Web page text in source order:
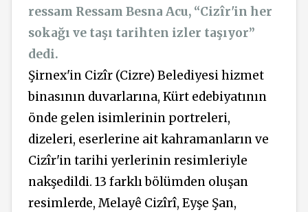
ressam Ressam Besna Acu, “Cizîr'in her
sokağı ve taşı tarihten izler taşıyor”
dedi.
Şirnex'in Cizîr (Cizre) Belediyesi hizmet
binasının duvarlarına, Kürt edebiyatının
önde gelen isimlerinin portreleri,
dizeleri, eserlerine ait kahramanların ve
Cizîr'in tarihi yerlerinin resimleriyle
nakşedildi. 13 farklı bölümden oluşan
resimlerde, Melayê Cizîrî, Eyşe Şan,